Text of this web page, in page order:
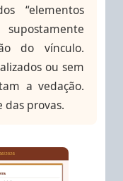
“elementos
do vínculo.
ou sem
a vedação.
das provas.